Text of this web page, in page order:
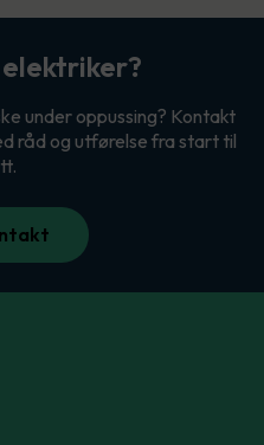
under oppussing? Kontakt
råd og utførelse fra start til